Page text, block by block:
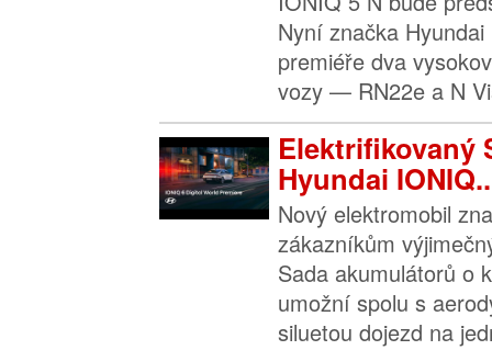
Nyní značka
premiéře dva
vozy — RN22e a N
Elektrifikovaný
Hyundai
Nový elektromobil
zákazníkům
Sada akumulátorů o
umožní spolu s
siluetou dojezd na